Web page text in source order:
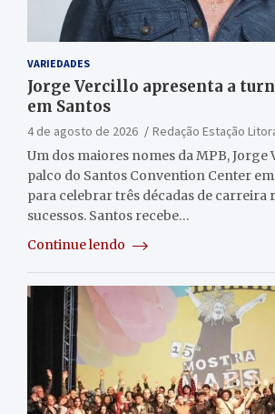
VARIEDADES
Jorge Vercillo apresenta a
em Santos
4 de agosto de 2026
Redação Estação
Um dos maiores nomes da MPB, Jorge
palco do Santos Convention Center
para celebrar três décadas de carreira
sucessos. Santos recebe…
Continue lendo